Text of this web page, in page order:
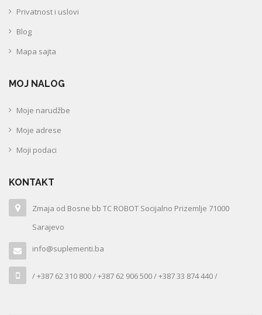
Privatnost i uslovi
Blog
Mapa sajta
MOJ NALOG
Moje narudžbe
Moje adrese
Moji podaci
KONTAKT
Zmaja od Bosne bb TC ROBOT Socijalno Prizemlje 71000
Sarajevo
info@suplementi.ba
/ +387 62 310 800 / +387 62 906 500 / +387 33 874 440 /